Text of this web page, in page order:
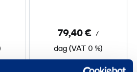
3
79,40 € /
dag (VAT 0 %)